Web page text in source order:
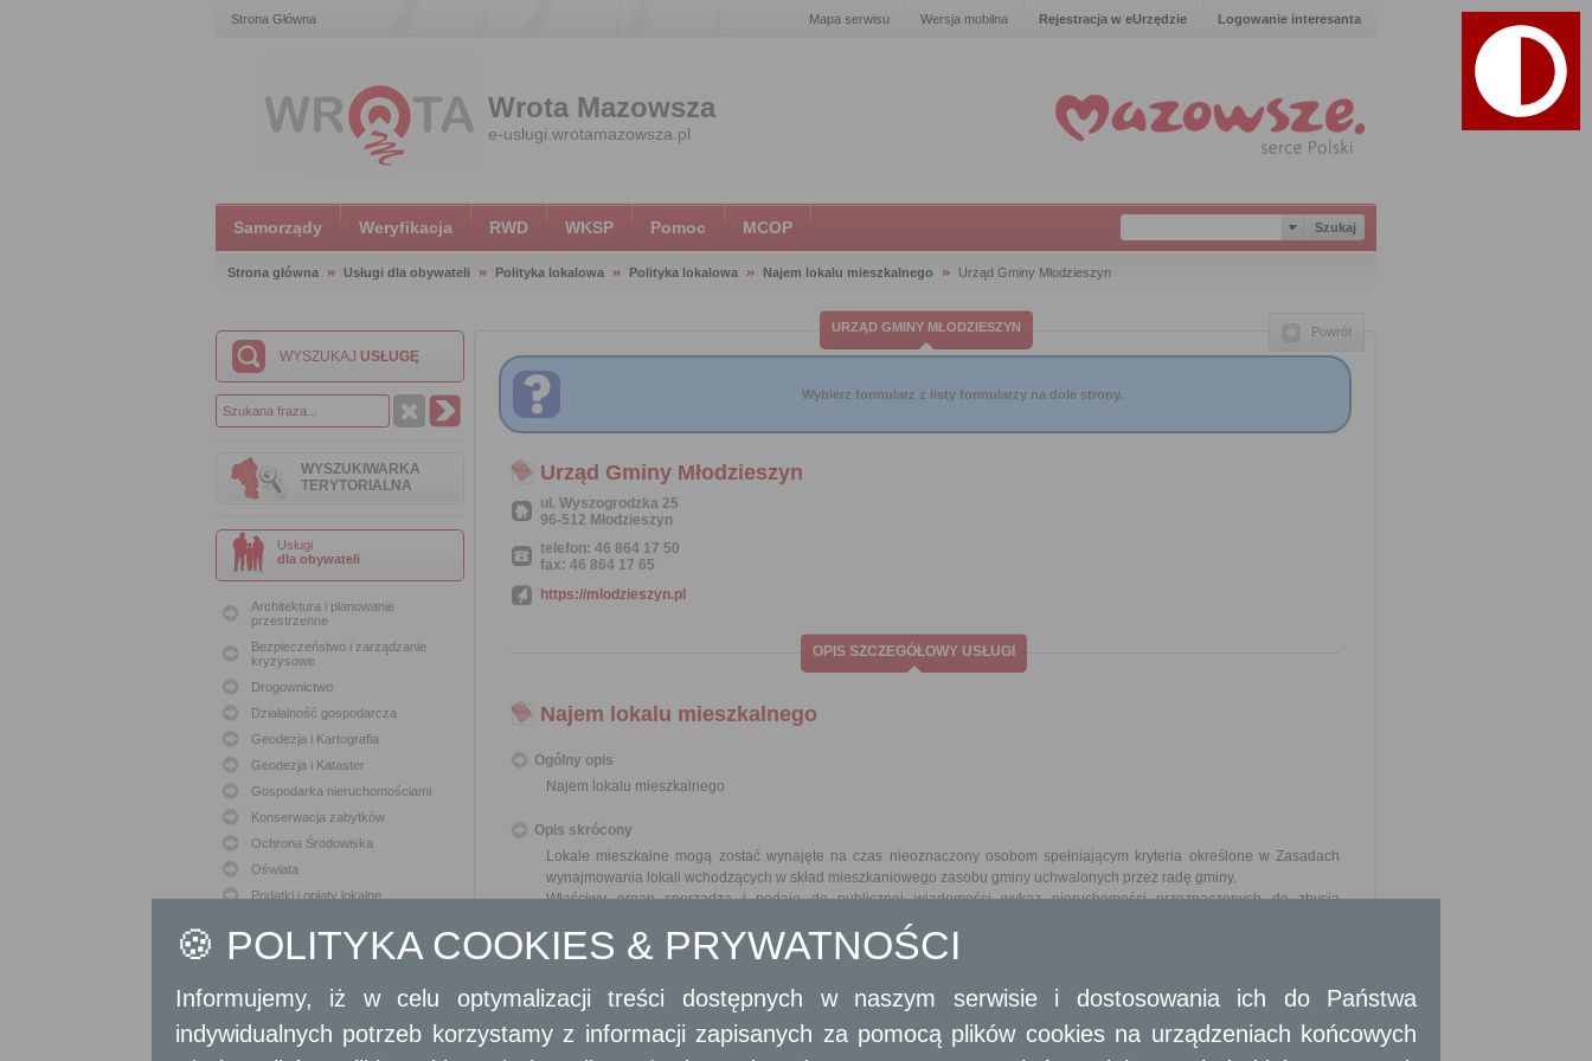
Strona Główna Mapa serwisu Wersja mobilna Rejestracja w eUrzędzie Logowanie interesanta
Wrota Mazowsza
e-uslugi.wrotamazowsza.pl
Samorządy Weryfikacja RWD WKSP Pomoc MCOP
Strona główna Usługi dla obywateli Polityka lokalowa Polityka lokalowa Najem lokalu mieszkalnego Urząd Gminy Młodzieszyn
WYSZUKAJ USŁUGĘ
WYSZUKIWARKA
TERYTORIALNA
Usługi
dla obywateli
Architektura i planowanie
przestrzenne
Bezpieczeństwo i zarządzanie
kryzysowe
Drogownictwo
Działalność gospodarcza
Geodezja i Kartografia
Geodezja i Kataster
Gospodarka nieruchomościami
Konserwacja zabytków
Ochrona Środowiska
Oświata
Podatki i opłaty lokalne
Polityka społeczna
Sport i Rekreacja
Sprawy komunalne
Sprawy komunikacyjne
URZĄD GMINY MŁODZIESZYN Powrót
Wybierz formularz z listy formularzy na dole strony.
Urząd Gminy Młodzieszyn
ul. Wyszogrodzka 25
96-512 Młodzieszyn
telefon: 46 864 17 50
fax: 46 864 17 65
https://mlodzieszyn.pl
OPIS SZCZEGÓŁOWY USŁUGI
Najem lokalu mieszkalnego
Ogólny opis
Najem lokalu mieszkalnego
Opis skrócony
Lokale mieszkalne mogą zostać wynajęte na czas nieoznaczony osobom spełniającym kryteria określone w Zasadach
wynajmowania lokali wchodzących w skład mieszkaniowego zasobu gminy uchwalonych przez radę gminy.
Właściwy organ sporządza i podaje do publicznej wiadomości wykaz nieruchomości przeznaczonych do zbycia
lub oddania w użytkowanie, najem, dzierżawę lub użyczenie.
Informację o zamieszczeniu wykazu właściwy organ podaje do publicznej wiadomości przez ogłoszenie w prasie lokalnej
o zasięgu obejmującym co najmniej powiat, na terenie którego położona jest nieruchomość.
następuje w drodze przetargu.
Wymagane dokumenty
🍪 POLITYKA COOKIES & PRYWATNOŚCI
Informujemy, iż w celu optymalizacji treści dostępnych w naszym serwisie i dostosowania ich do Państwa
indywidualnych potrzeb korzystamy z informacji zapisanych za pomocą plików cookies na urządzeniach końcowych